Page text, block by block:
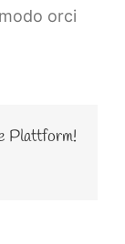
orci
Plattform!